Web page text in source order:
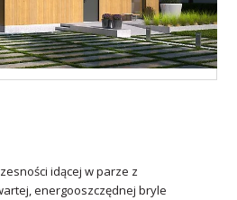
idącej w parze z
energooszczędnej bryle